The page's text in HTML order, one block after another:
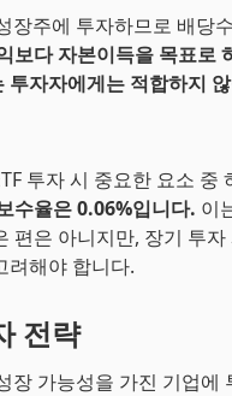
장주에 투자하므로 배당
보다 자본이득을 목표로
투자자에게는 적합하지
투자 시 중요한 요소 중
수율은 0.06%입니다. 이
편은 아니지만, 장기 투
려해야 합니다.
전략
장 가능성을 가진 기업에